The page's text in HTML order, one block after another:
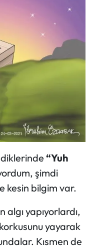
“Yuh
şimdi
kesin bilgim var.
yapıyorlardı,
yayarak
Kısmen de